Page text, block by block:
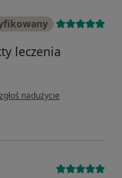
leczenia
w opinii użytkownika Wojtek
zgłoś nadużycie